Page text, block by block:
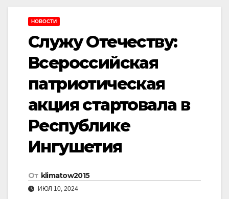
НОВОСТИ
Служу Отечеству:
Всероссийская
патриотическая
акция стартовала в
Республике
Ингушетия
От klimatow2015
ИЮЛ 10, 2024